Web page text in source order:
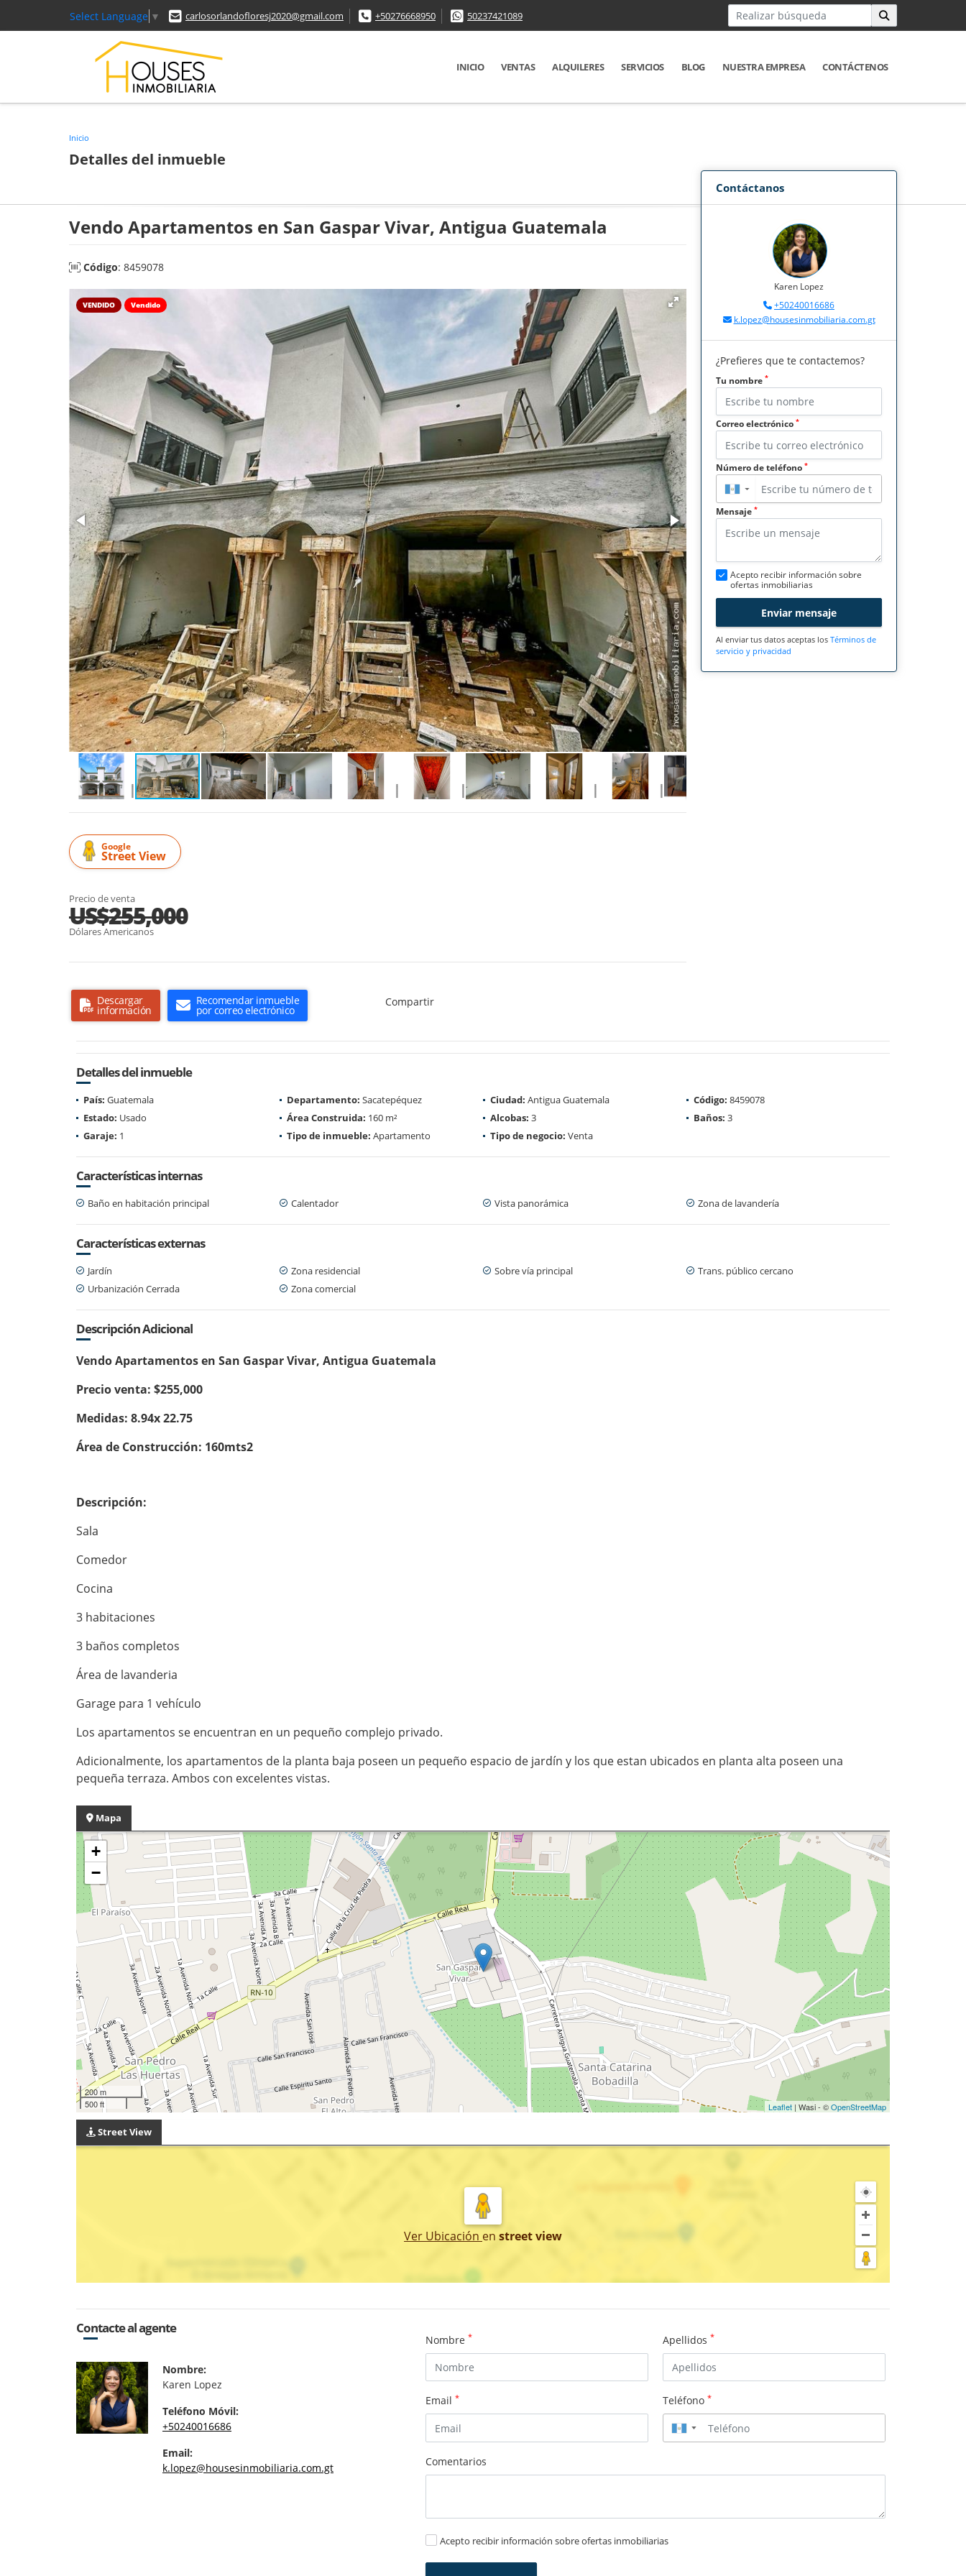
Select Language ▼ carlosorlandofloresj2020@gmail.com +50276668950 50237421089
INICIO VENTAS ALQUILERES SERVICIOS BLOG NUESTRA EMPRESA CONTÁCTENOS
Inicio
Detalles del inmueble
Vendo Apartamentos en San Gaspar Vivar, Antigua Guatemala
Código: 8459078
VENDIDO Vendido
Google
Street View
Precio de venta
US$255,000
Dólares Americanos
Descargar
información
Recomendar inmueble
por correo electrónico
Compartir
Contáctanos
Karen Lopez
+50240016686
k.lopez@housesinmobiliaria.com.gt
¿Prefieres que te contactemos?
Tu nombre *
Correo electrónico *
Número de teléfono *
▼
Mensaje *
Acepto recibir información sobre
ofertas inmobiliarias
Enviar mensaje
Al enviar tus datos aceptas los Términos de
servicio y privacidad
Detalles del inmueble
País: Guatemala Departamento: Sacatepéquez Ciudad: Antigua Guatemala Código: 8459078
Estado: Usado Área Construida: 160 m² Alcobas: 3 Baños: 3
Garaje: 1 Tipo de inmueble: Apartamento Tipo de negocio: Venta
Características internas
Baño en habitación principal Calentador Vista panorámica Zona de lavandería
Características externas
Jardín Zona residencial Sobre vía principal
Trans. público cercano
Urbanización Cerrada
Zona comercial
Descripción Adicional
Vendo Apartamentos en San Gaspar Vivar, Antigua Guatemala
Precio venta: $255,000
Medidas: 8.94x 22.75
Área de Construcción: 160mts2
Descripción:
Sala
Comedor
Cocina
3 habitaciones
3 baños completos
Área de lavanderia
Garage para 1 vehículo
Los apartamentos se encuentran en un pequeño complejo privado.
Adicionalmente, los apartamentos de la planta baja poseen un pequeño espacio de jardín y los que estan ubicados en planta alta poseen una
pequeña terraza. Ambos con excelentes vistas.
Mapa
+
−
200 m
500 ft
Leaflet | Wasi - ©OpenStreetMap
Street View
Ver Ubicación en street view
Contacte al agente
Nombre:
Karen Lopez
Teléfono Móvil:
+50240016686
Email:
k.lopez@housesinmobiliaria.com.gt
Nombre * Apellidos *
Email * Teléfono *
▼
Comentarios
Acepto recibir información sobre ofertas inmobiliarias